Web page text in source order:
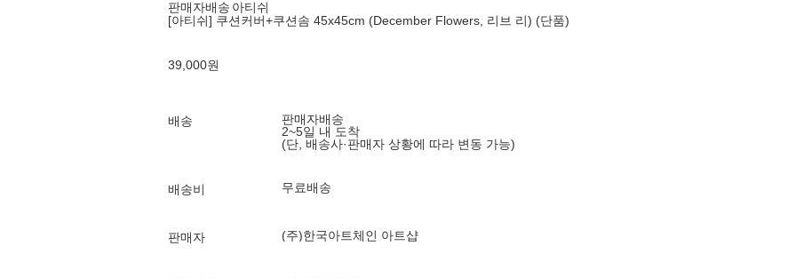
판매자배송 아티쉬
[아티쉬] 쿠션커버+쿠션솜 45x45cm (December Flowers, 리브 리) (단품)
39,000원
배송
판매자배송
2~5일 내 도착
(단, 배송사·판매자 상황에 따라 변동 가능)
배송비 무료배송
판매자 (주)한국아트체인 아트샵